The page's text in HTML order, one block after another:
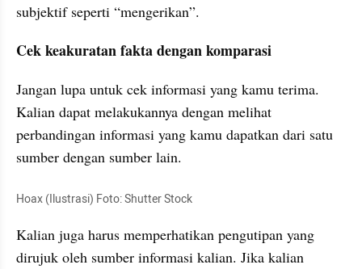
subjektif seperti “mengerikan”.
Cek keakuratan fakta dengan komparasi
Jangan lupa untuk cek informasi yang kamu terima.
Kalian dapat melakukannya dengan melihat
perbandingan informasi yang kamu dapatkan dari satu
sumber dengan sumber lain.
Hoax (Ilustrasi) Foto: Shutter Stock
Kalian juga harus memperhatikan pengutipan yang
dirujuk oleh sumber informasi kalian. Jika kalian